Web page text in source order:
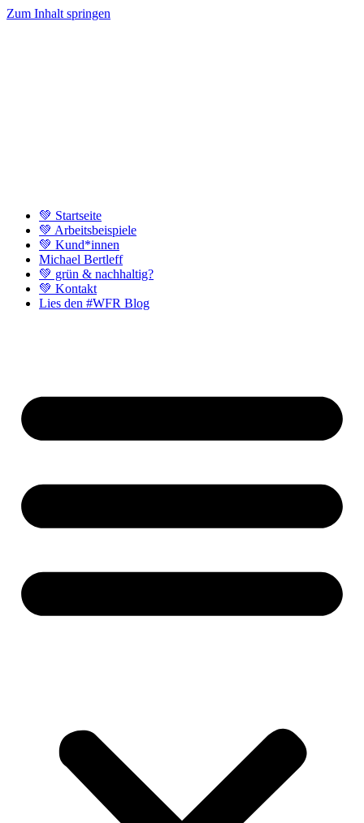
Zum Inhalt springen
💚 Startseite
💚 Arbeitsbeispiele
💚 Kund*innen
Michael Bertleff
💚 grün & nachhaltig?
💚 Kontakt
Lies den #WFR Blog